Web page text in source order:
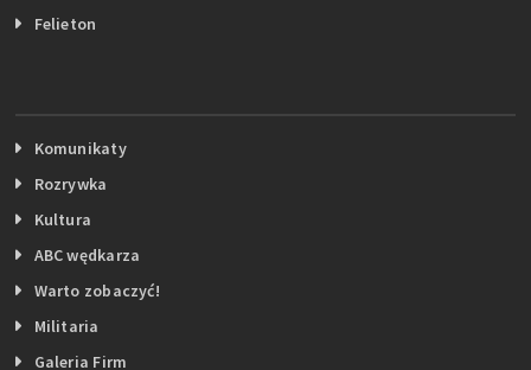
Felieton
Komunikaty
Rozrywka
Kultura
ABC wędkarza
Warto zobaczyć!
Militaria
Galeria Firm